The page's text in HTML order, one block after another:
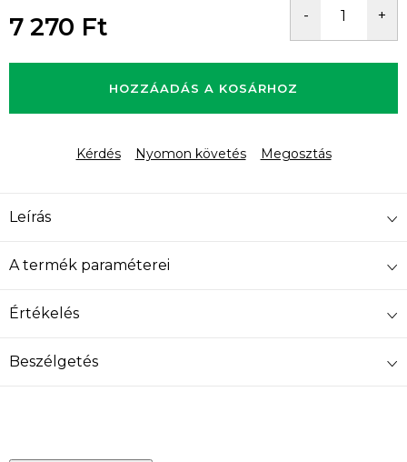
7 270 Ft
HOZZÁADÁS A KOSÁRHOZ
Kérdés Nyomon követés Megosztás
Leírás
A termék paraméterei
Értékelés
Beszélgetés